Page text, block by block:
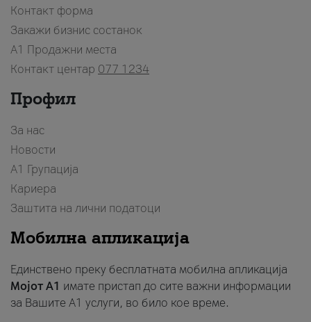
Контакт форма
Закажи бизнис состанок
A1 Продажни места
Контакт центар 077 1234
Профил
За нас
Новости
А1 Групација
Кариера
Заштита на лични податоци
Мобилна апликација
Единствено преку бесплатната мобилна апликација
Мојот A1 имате пристап до сите важни информации
за Вашите A1 услуги, во било кое време.